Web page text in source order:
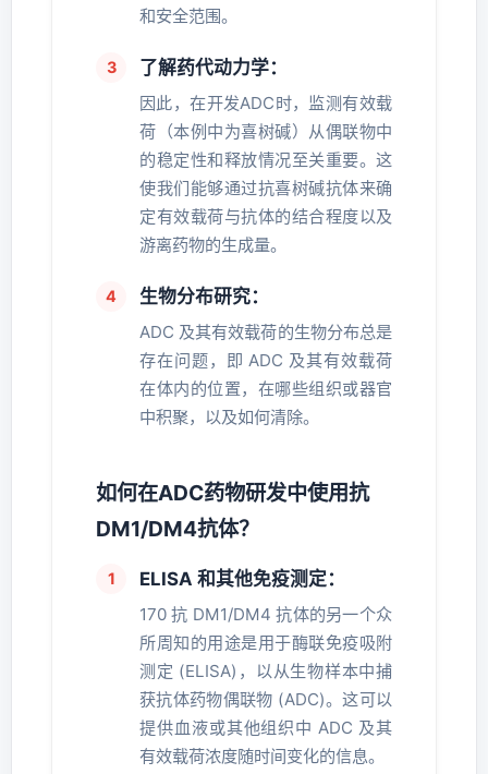
和安全范围。
了解药代动力学：
因此，在开发ADC时，监测有效载
荷（本例中为喜树碱）从偶联物中
的稳定性和释放情况至关重要。这
使我们能够通过抗喜树碱抗体来确
定有效载荷与抗体的结合程度以及
游离药物的生成量。
生物分布研究：
ADC 及其有效载荷的生物分布总是
存在问题，即 ADC 及其有效载荷
在体内的位置，在哪些组织或器官
中积聚，以及如何清除。
如何在ADC药物研发中使用抗
DM1/DM4抗体？
ELISA 和其他免疫测定：
170 抗 DM1/DM4 抗体的另一个众
所周知的用途是用于酶联免疫吸附
测定 (ELISA)，以从生物样本中捕
获抗体药物偶联物 (ADC)。这可以
提供血液或其他组织中 ADC 及其
有效载荷浓度随时间变化的信息。